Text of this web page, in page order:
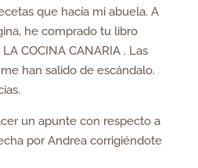
que hacía mi abuela. A
he comprado tu libro
LA COCINA CANARIA . Las
han salido de escándalo.
un apunte con respecto a
por Andrea corrigiéndote